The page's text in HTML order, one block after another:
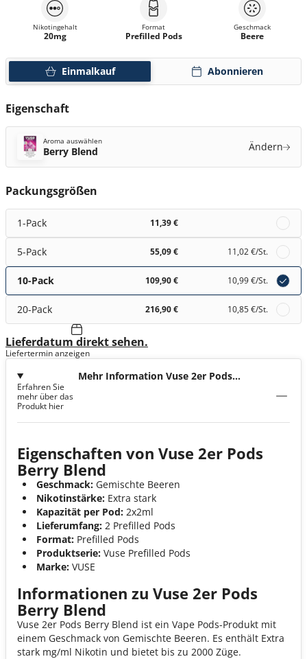
Einmalkauf Abonnieren
Nikotingehalt
20mg
Format
Prefilled Pods
Geschmack
Beere
Eigenschaft
Aroma auswählen
Berry Blend Ändern
Packungsgrößen
1-Pack 11,39 €
5-Pack 55,09 € 11,02 €/St.
10-Pack 109,90 € 10,99 €/St.
20-Pack 216,90 € 10,85 €/St.
Lieferdatum direkt sehen.
Liefertermin anzeigen
Mehr Information Vuse 2er Pods
Erfahren Sie
mehr über das
Produkt hier
Eigenschaften von Vuse 2er Pods
Berry Blend
Geschmack: Gemischte Beeren
Nikotinstärke: Extra stark
Kapazität per Pod: 2x2ml
Lieferumfang: 2 Prefilled Pods
Format: Prefilled Pods
Produktserie: Vuse Prefilled Pods
Marke: VUSE
Informationen zu Vuse 2er Pods
Berry Blend
Vuse 2er Pods Berry Blend ist ein Vape Pods-Produkt mit
einem Geschmack von Gemischte Beeren. Es enthält Extra
stark mg/ml Nikotin und bietet bis zu 2000 Züge.